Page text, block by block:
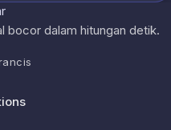
bocor dalam hitungan detik.